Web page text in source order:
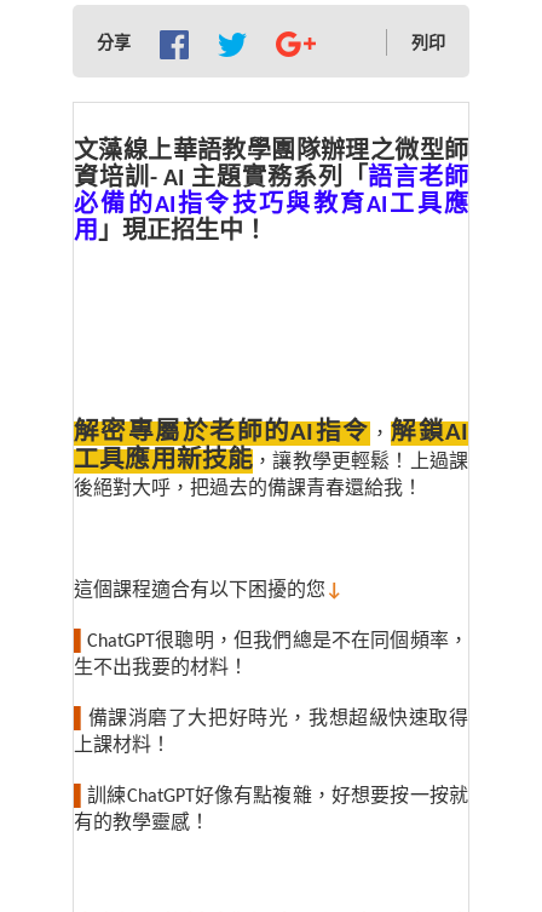
分享 列印
文藻線上華語教學團隊辦理之微型師
資培訓- AI 主題實務系列「 語言老師
必備的AI指令技巧與教育AI工具應
用」現正招生中！
解密專屬於老師的AI指令 ，解鎖AI
工具應用新技能 ，讓教學更輕鬆！上過課
後絕對大呼，把過去的備課青春還給我！
這個課程適合有以下困擾的您 ↓
ChatGPT很聰明，但我們總是不在同個頻率，
生不出我要的材料！
備課消磨了大把好時光，我想超級快速取得
上課材料！
訓練ChatGPT好像有點複雜，好想要按一按就
有的教學靈感！